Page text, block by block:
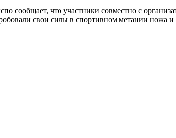
что участники совместно с
свои силы в спортивном метании ножа